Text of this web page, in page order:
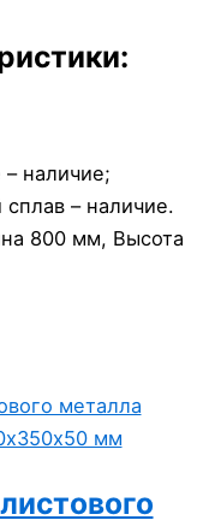
наличие;
– наличие.
800 мм, Высота